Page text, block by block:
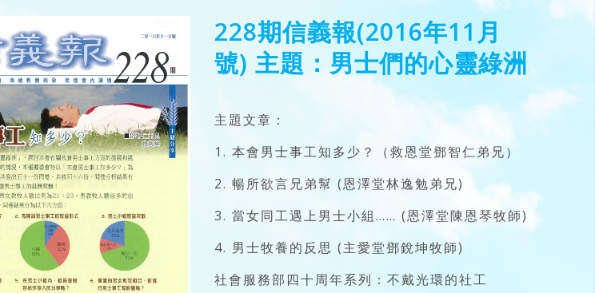
228期信義報(2016年11月
號) 主題：男士們的心靈綠洲
主題文章：
1. 本會男士事工知多少？（救恩堂鄧智仁弟兄）
2. 暢所欲言兄弟幫 (恩澤堂林逸勉弟兄)
3. 當女同工遇上男士小組…… (恩澤堂陳恩琴牧師)
4. 男士牧養的反思 (主愛堂鄧銳坤牧師)
社會服務部四十周年系列：不戴光環的社工